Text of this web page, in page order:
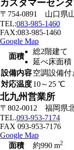
カスタマーセン
〒754-0891 山口県
TEL:083-985-1460
FAX:083-985-1460
Google Map
面積
総2階建て
延べ床面
設備内容空調設備付
対応温度10～25 ℃
北九州営業所
〒802-0012 福岡県
TEL.093-953-7174
FAX 093-953-7176
Google Map
面積
約990 m2